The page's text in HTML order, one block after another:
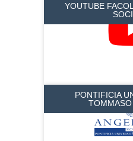
YOUTUBE
PONTIFICIA